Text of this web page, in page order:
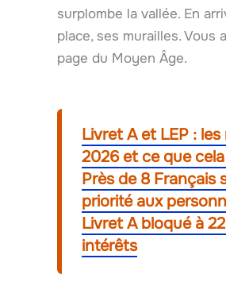
surplombe la vallée. En
place, ses murailles. Vous
page du Moyen Âge.
Livret A et LEP :
2026 et ce que
Près de 8 Français
priorité aux
Livret A bloqué à
intérêts